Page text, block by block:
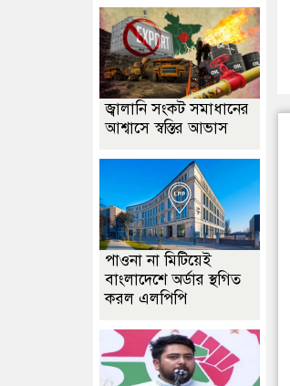
জ্বালানি সংকট সমাধানের
আশ্বাসে স্বস্তির আভাস
পাওনা না মিটিয়েই
বাংলাদেশে অর্ডার স্থগিত
করল এলপিপি